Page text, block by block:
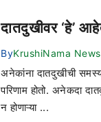
दातदुखीवर ‘हे’
ByKrushiNama News
अनेकांना दातदुखीची
परिणाम होतो. अनेकदा
न होणाऱ्या ...